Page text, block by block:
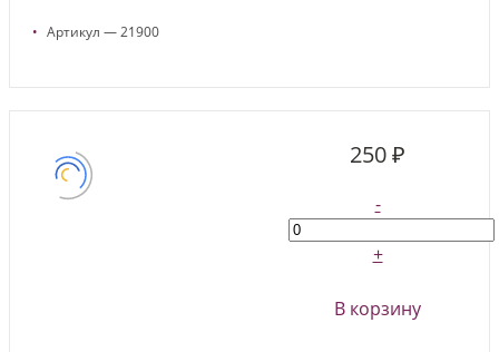
• Артикул — 21900
250 ₽
-
+
В корзину